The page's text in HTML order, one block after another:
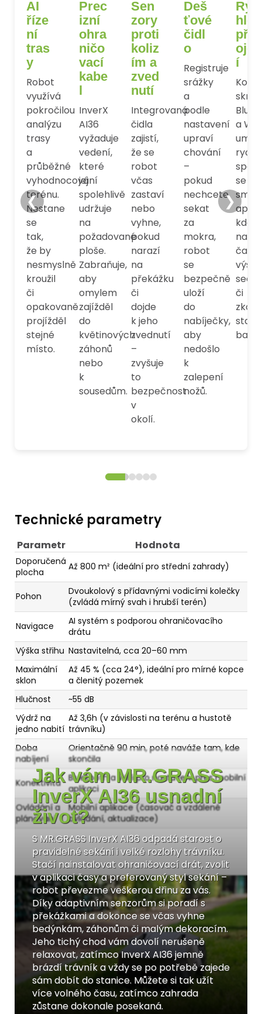
❮ ❯
AI
říze
ní
tras
y
Robot
využívá
pokročilou
analýzu
trasy
a
průběžné
vyhodnocování
terénu.
Nestane
se
tak,
že by
nesmyslně
kroužil
či
opakovaně
projížděl
stejné
místo.
Prec
izní
ohra
ničo
vací
kabe
l
InverX
AI36
vyžaduje
vedení,
které
jej
spolehlivě
udržuje
na
požadované
ploše.
Zabraňuje,
aby
omylem
zajížděl
do
květinových
záhonů
nebo
k
sousedům.
Sen
zory
proti
koliz
ím a
zved
nutí
Integrovaná
čidla
zajistí,
že se
robot
včas
zastaví
nebo
vyhne,
pokud
narazí
na
překážku
či
dojde
k jeho
zvednutí
–
zvyšuje
to
bezpečnost
v
okolí.
Deš
ťové
čidl
o
Registruje
srážky
a
podle
nastavení
upraví
chování
–
pokud
nechcete
sekat
za
mokra,
robot
se
bezpečně
uloží
do
nabíječky,
aby
nedošlo
k
zalepení
nožů.
Ryc
hlé
přip
ojen
í
skrze
a WiFi
se
kde
časy,
výšku
či
stav
Technické parametry
Parametr Hodnota
Doporučená
plocha
Až 800 m² (ideální pro střední zahrady)
Pohon
Dvoukolový s přídavnými vodicími kolečky
(zvládá mírný svah i hrubší terén)
Navigace
AI systém s podporou ohraničovacího
drátu
Výška střihu Nastavitelná, cca 20–60 mm
Maximální
sklon
Až 45 % (cca 24°), ideální pro mírné kopce
a členitý pozemek
Hlučnost
~55 dB
Výdrž na
jedno nabití
Až 3,6h (v závislosti na terénu a hustotě
trávníku)
Doba
nabíjení
Orientačně 90 min, poté naváže tam, kde
skončila
Konektivita
Bluetooth a WiFi pro nastavení přes mobilní
aplikaci
Ovládání a
plánování
Mobilní aplikace (časovač a vzdálené
ovládání, aktualizace)
Jak vám MR.GRASS
InverX AI36 usnadní
život?
S MR.GRASS InverX AI36 odpadá starost o
pravidelné sekání i velké rozlohy trávníku.
Stačí nainstalovat ohraničovací drát, zvolit
v aplikaci časy a preferovaný styl sekání –
robot převezme veškerou dřinu za vás.
Díky adaptivním senzorům si poradí s
překážkami a dokonce se včas vyhne
bedýnkám, záhonům či malým dekoracím.
Jeho tichý chod vám dovolí nerušeně
relaxovat, zatímco InverX AI36 jemně
brázdí trávník a vždy se po potřebě zajede
sám dobít do stanice. Můžete si tak užít
více volného času, zatímco zahrada
zůstane dokonale posekaná.